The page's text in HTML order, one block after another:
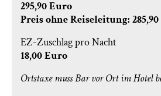
295,90 Euro
Preis ohne Reiseleitung:
EZ-Zuschlag pro Nacht
18,00 Euro
Ortstaxe muss Bar vor Ort im Hotel